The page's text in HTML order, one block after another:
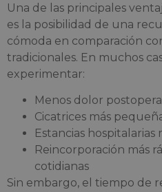
Una de las principales
es la posibilidad de una
cómoda en comparación
tradicionales. En muchos
experimentar:
Menos dolor
Cicatrices más
Estancias hospitalarias
Reincorporación más
cotidianas
Sin embargo, el tiempo de